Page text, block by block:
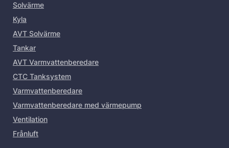
Solvärme
Kyla
AVT Solvärme
Tankar
AVT Varmvattenberedare
CTC Tanksystem
Varmvattenberedare
Varmvattenberedare med värmepump
Ventilation
Frånluft